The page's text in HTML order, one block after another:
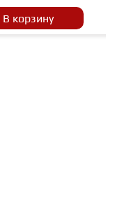
В корзину